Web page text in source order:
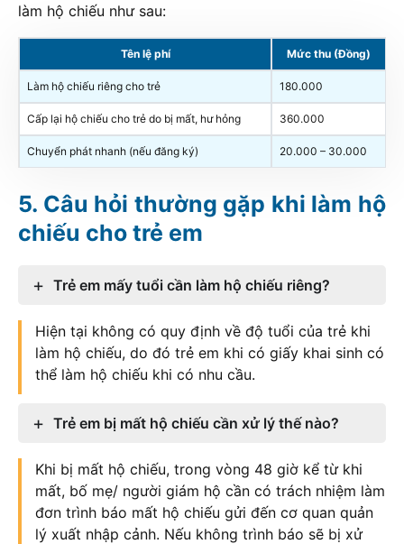
làm hộ chiếu như sau:
Tên lệ phí Mức thu (Đồng)
Làm hộ chiếu riêng cho trẻ 180.000
Cấp lại hộ chiếu cho trẻ do bị mất, hư hỏng 360.000
Chuyển phát nhanh (nếu đăng ký) 20.000 – 30.000
Câu hỏi thường gặp khi làm hộ
chiếu cho trẻ em
Trẻ em mấy tuổi cần làm hộ chiếu riêng?
Hiện tại không có quy định về độ tuổi của trẻ khi
làm hộ chiếu, do đó trẻ em khi có giấy khai sinh có
thể làm hộ chiếu khi có nhu cầu.
Trẻ em bị mất hộ chiếu cần xử lý thế nào?
Khi bị mất hộ chiếu, trong vòng 48 giờ kể từ khi
mất, bố mẹ/ người giám hộ cần có trách nhiệm làm
đơn trình báo mất hộ chiếu gửi đến cơ quan quản
lý xuất nhập cảnh. Nếu không trình báo sẽ bị xử